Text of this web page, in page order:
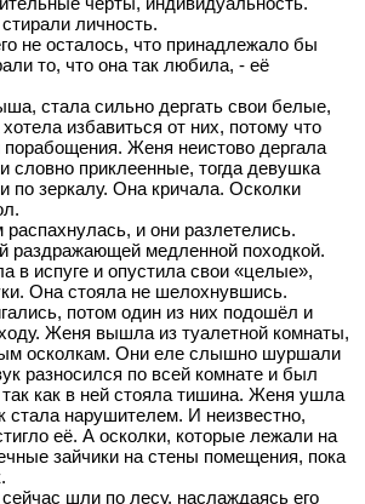
личность.
не осталось, что принадлежало бы
то, что она так любила, - её
стала сильно дергать свои белые,
избавиться от них, потому что
Женя неистово дергала
словно приклеенные, тогда девушка
по зеркалу. Она кричала. Осколки
и они разлетелись.
раздражающей медленной походкой.
в испуге и опустила свои «целые»,
Она стояла не шелохнувшись.
потом один из них подошёл и
Женя вышла из туалетной комнаты,
осколкам. Они еле слышно шуршали
разносился по всей комнате и был
как в ней стояла тишина. Женя ушла
стала нарушителем. И неизвестно,
её. А осколки, которые лежали на
зайчики на стены помещения, пока
шли по лесу, наслаждаясь его